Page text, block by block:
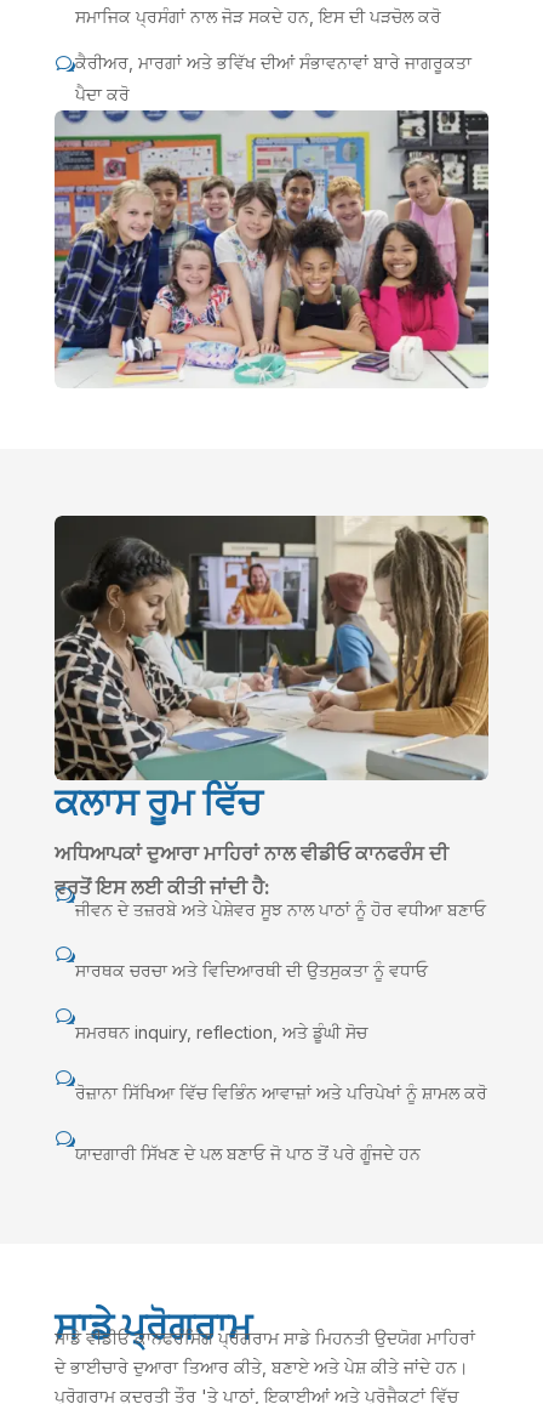
ਸਮਾਜਿਕ ਪ੍ਰਸੰਗਾਂ ਨਾਲ ਜੋੜ ਸਕਦੇ ਹਨ, ਇਸ ਦੀ ਪੜਚੋਲ ਕਰੋ
wਕੈਰੀਅਰ, ਮਾਰਗਾਂ ਅਤੇ ਭਵਿੱਖ ਦੀਆਂ ਸੰਭਾਵਨਾਵਾਂ ਬਾਰੇ ਜਾਗਰੂਕਤਾ
ਪੈਦਾ ਕਰੋ
ਕਲਾਸ ਰੂਮ ਵਿੱਚ
ਅਧਿਆਪਕਾਂ ਦੁਆਰਾ ਮਾਹਿਰਾਂ ਨਾਲ ਵੀਡੀਓ ਕਾਨਫਰੰਸ ਦੀ
ਵਰਤੋਂ ਇਸ ਲਈ ਕੀਤੀ ਜਾਂਦੀ ਹੈ:
w
ਜੀਵਨ ਦੇ ਤਜ਼ਰਬੇ ਅਤੇ ਪੇਸ਼ੇਵਰ ਸੂਝ ਨਾਲ ਪਾਠਾਂ ਨੂੰ ਹੋਰ ਵਧੀਆ ਬਣਾਓ
w
ਸਾਰਥਕ ਚਰਚਾ ਅਤੇ ਵਿਦਿਆਰਥੀ ਦੀ ਉਤਸੁਕਤਾ ਨੂੰ ਵਧਾਓ
w
ਸਮਰਥਨ inquiry, reflection, ਅਤੇ ਡੂੰਘੀ ਸੋਚ
w
ਰੋਜ਼ਾਨਾ ਸਿੱਖਿਆ ਵਿੱਚ ਵਿਭਿੰਨ ਆਵਾਜ਼ਾਂ ਅਤੇ ਪਰਿਪੇਖਾਂ ਨੂੰ ਸ਼ਾਮਲ ਕਰੋ
w
ਯਾਦਗਾਰੀ ਸਿੱਖਣ ਦੇ ਪਲ ਬਣਾਓ ਜੋ ਪਾਠ ਤੋਂ ਪਰੇ ਗੂੰਜਦੇ ਹਨ
ਸਾਡੇ ਪ੍ਰੋਗਰਾਮ
ਸਾਡੇ ਵੀਡੀਓ ਕਾਨਫਰੰਸਿੰਗ ਪ੍ਰੋਗਰਾਮ ਸਾਡੇ ਮਿਹਨਤੀ ਉਦਯੋਗ ਮਾਹਿਰਾਂ
ਦੇ ਭਾਈਚਾਰੇ ਦੁਆਰਾ ਤਿਆਰ ਕੀਤੇ, ਬਣਾਏ ਅਤੇ ਪੇਸ਼ ਕੀਤੇ ਜਾਂਦੇ ਹਨ।
ਪ੍ਰੋਗਰਾਮ ਕੁਦਰਤੀ ਤੌਰ 'ਤੇ ਪਾਠਾਂ, ਇਕਾਈਆਂ ਅਤੇ ਪ੍ਰੋਜੈਕਟਾਂ ਵਿੱਚ